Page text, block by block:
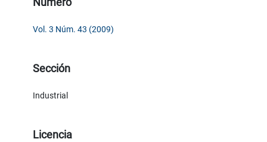
Vol. 3 Núm. 43 (2009)
Sección
Industrial
Licencia